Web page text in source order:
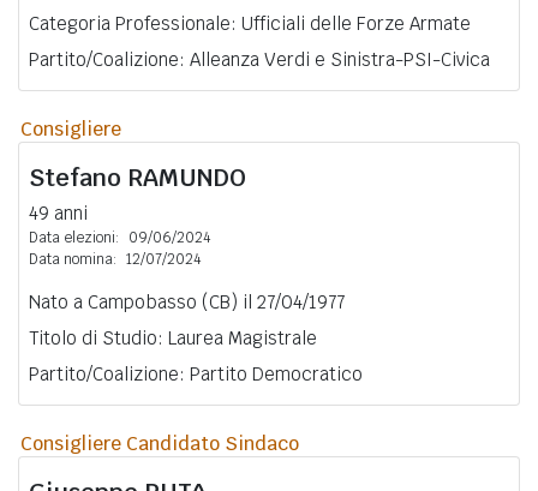
Categoria Professionale: Ufficiali delle Forze Armate
Partito/Coalizione: Alleanza Verdi e Sinistra-PSI-Civica
Consigliere
Stefano RAMUNDO
49 anni
Data elezioni:
09/06/2024
Data nomina: 12/07/2024
Nato a Campobasso (CB) il 27/04/1977
Titolo di Studio: Laurea Magistrale
Partito/Coalizione: Partito Democratico
Consigliere Candidato Sindaco